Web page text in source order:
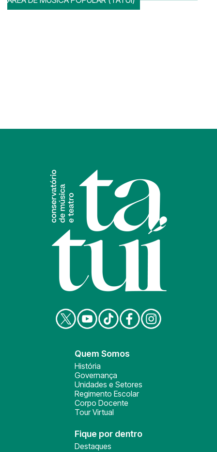
Quem Somos
História
Governança
Unidades e Setores
Regimento Escolar
Corpo Docente
Tour Virtual
Fique por dentro
Destaques